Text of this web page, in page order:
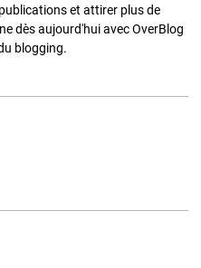
et attirer plus de
dès aujourd'hui avec OverBlog
blogging.